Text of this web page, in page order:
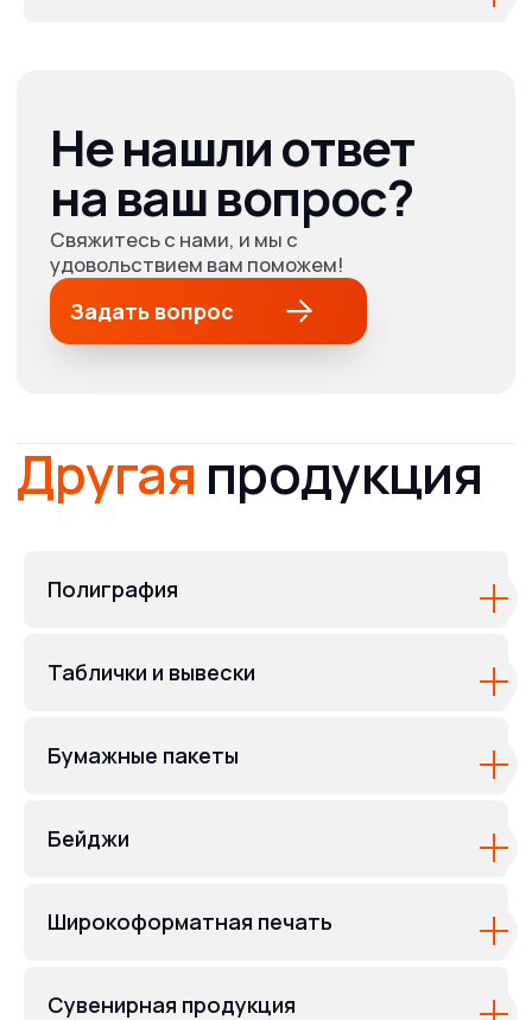
Полиграфия
Таблички и вывески
Бумажные пакеты
Бейджи
Широкоформатная печать
Сувенирная продукция